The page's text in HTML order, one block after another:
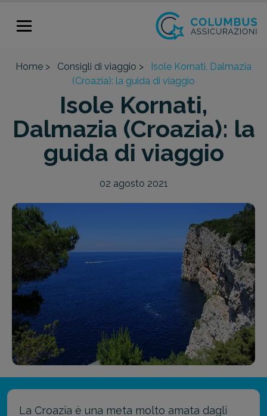
Home > Consigli di viaggio >
Isole Kornati, Dalmazia
(Croazia): la guida di viaggio
Isole Kornati,
Dalmazia (Croazia): la
guida di viaggio
02 agosto 2021
La Croazia è una meta molto amata dagli